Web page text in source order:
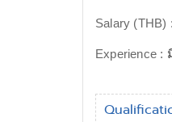
Salary (THB) :
Experience :